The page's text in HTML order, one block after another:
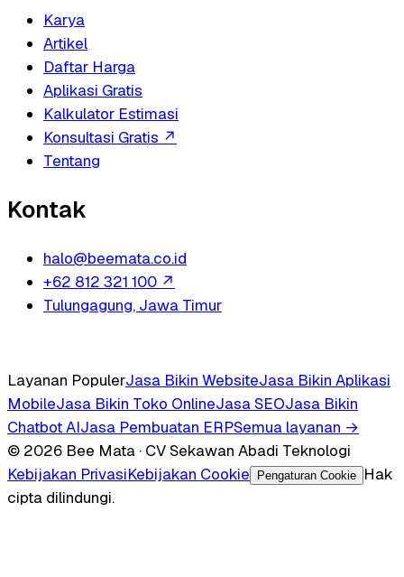
Karya
Artikel
Daftar Harga
Aplikasi Gratis
Kalkulator Estimasi
Konsultasi Gratis ↗
Tentang
Kontak
halo@beemata.co.id
+62 812 321 100 ↗
Tulungagung, Jawa Timur
Layanan PopulerJasa Bikin WebsiteJasa Bikin Aplikasi
MobileJasa Bikin Toko OnlineJasa SEOJasa Bikin
Chatbot AIJasa Pembuatan ERPSemua layanan →
© 2026 Bee Mata · CV Sekawan Abadi Teknologi
Kebijakan PrivasiKebijakan Cookie Pengaturan Cookie
Hak
cipta dilindungi.